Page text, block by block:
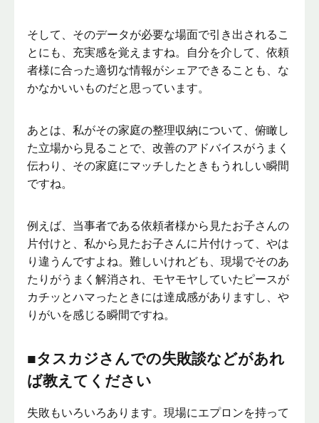
そして、そのデータが必要な場面で引き出されるこ
とにも、充実感を覚えますね。自分を介して、依頼
者様に合った適切な情報がシェアできることも、な
かなかいいものだと思っています。
あとは、私がその家庭の整理収納について、俯瞰し
た立場から見ることで、改善のアドバイスがうまく
伝わり、その家庭にマッチしたときもうれしい瞬間
ですね。
例えば、当事者である依頼者様から見たお子さんの
片付けと、私から見たお子さんに片付けって、やは
り違うんですよね。難しいけれども、現場でそのあ
たりがうまく解消され、モヤモヤしていたピースが
カチッとハマったときには達成感がありますし、や
りがいを感じる瞬間ですね。
■タスカジさんでの失敗談などがあれ
ば教えてください
失敗もいろいろあります。現場にエプロンを持って